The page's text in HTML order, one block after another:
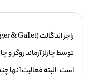
است . البته فعالیت آنها